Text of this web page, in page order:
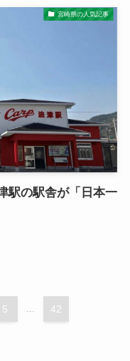
宮崎県の人気記事
駅の駅舎が「日本一
5 ... 42